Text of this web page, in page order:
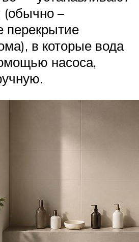
–
перекрытие
в которые вода
насоса,